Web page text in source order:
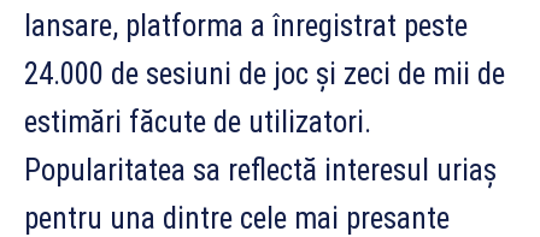
lansare, platforma a înregistrat peste
24.000 de sesiuni de joc și zeci de mii de
estimări făcute de utilizatori.
Popularitatea sa reflectă interesul uriaș
pentru una dintre cele mai presante